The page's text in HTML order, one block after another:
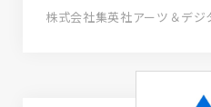
株式会社集英社アーツ＆デジ